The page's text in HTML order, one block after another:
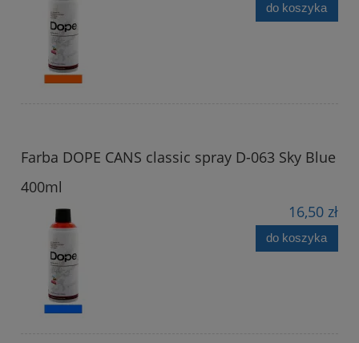
do koszyka
Farba DOPE CANS classic spray D-063 Sky Blue
400ml
16,50 zł
do koszyka